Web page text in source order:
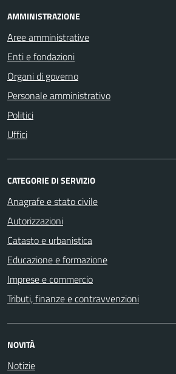
AMMINISTRAZIONE
Aree amministrative
Enti e fondazioni
Organi di governo
Personale amministrativo
Politici
Uffici
CATEGORIE DI SERVIZIO
Anagrafe e stato civile
Autorizzazioni
Catasto e urbanistica
Educazione e formazione
Imprese e commercio
Tributi, finanze e contravvenzioni
NOVITÀ
Notizie